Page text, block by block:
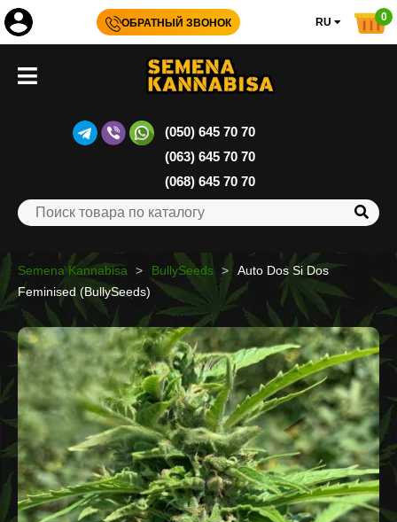
ОБРАТНЫЙ ЗВОНОК RU 0
(050) 645 70 70
(063) 645 70 70
(068) 645 70 70
Semena Kannabisa BullySeeds
Auto Dos Si Dos
Feminised (BullySeeds)